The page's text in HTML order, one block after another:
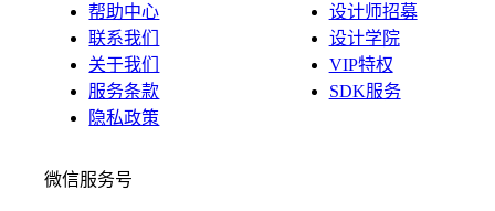
帮助中心
联系我们
关于我们
服务条款
隐私政策
设计师招募
设计学院
VIP特权
SDK服务
微信服务号